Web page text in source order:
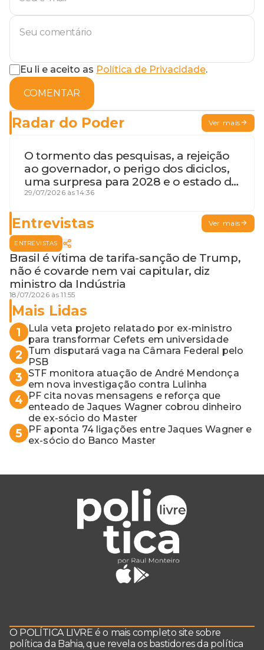
Eu li e aceito as Política de Privacidade.
COMENTAR
Radar do Poder Ver mais
O tormento das pesquisas, a rejeição
ao governador, o perigo dos diciclos,
uma surpresa para 2028 e o estado de
terceira guerra mundial
29/07/2026 às 14:36
Entrevistas Ver mais
ENTREVISTAS
Brasil é vítima de tarifa-sanção de Trump,
não é covarde nem vai capitular, diz
ministro da Indústria
18/07/2026 às 11:55
Mais Lidas
1
Lula veta projeto relatado por ex-ministro
para transformar Cefets em universidade
2
Tum disputará vaga na Câmara Federal pelo
PSB
3
STF monitora atuação de André Mendonça
em nova investigação contra Lulinha
4
PF cita novas mensagens e reforça que
enteado de Jaques Wagner cobrou dinheiro
de ex-sócio do Master
5
PF aponta 74 ligações entre Jaques Wagner e
ex-sócio do Banco Master
O POLÍTICA LIVRE é o mais completo site sobre
política da Bahia, que revela os bastidores da política